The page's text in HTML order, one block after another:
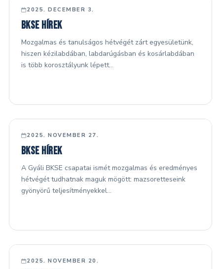
FŐ HÍREK
2025. DECEMBER 3.
BKSE hírek
Mozgalmas és tanulságos hétvégét zárt egyesületünk,
hiszen kézilabdában, labdarúgásban és kosárlabdában
is több korosztályunk lépett…
FŐ HÍREK
2025. NOVEMBER 27.
BKSE hírek
A Gyáli BKSE csapatai ismét mozgalmas és eredményes
hétvégét tudhatnak maguk mögött: mazsoretteseink
gyönyörű teljesítményekkel…
FŐ HÍREK
2025. NOVEMBER 20.